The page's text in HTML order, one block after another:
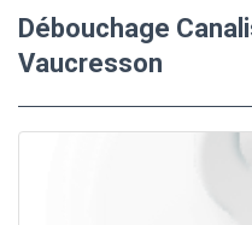
Débouchage
Vaucresson